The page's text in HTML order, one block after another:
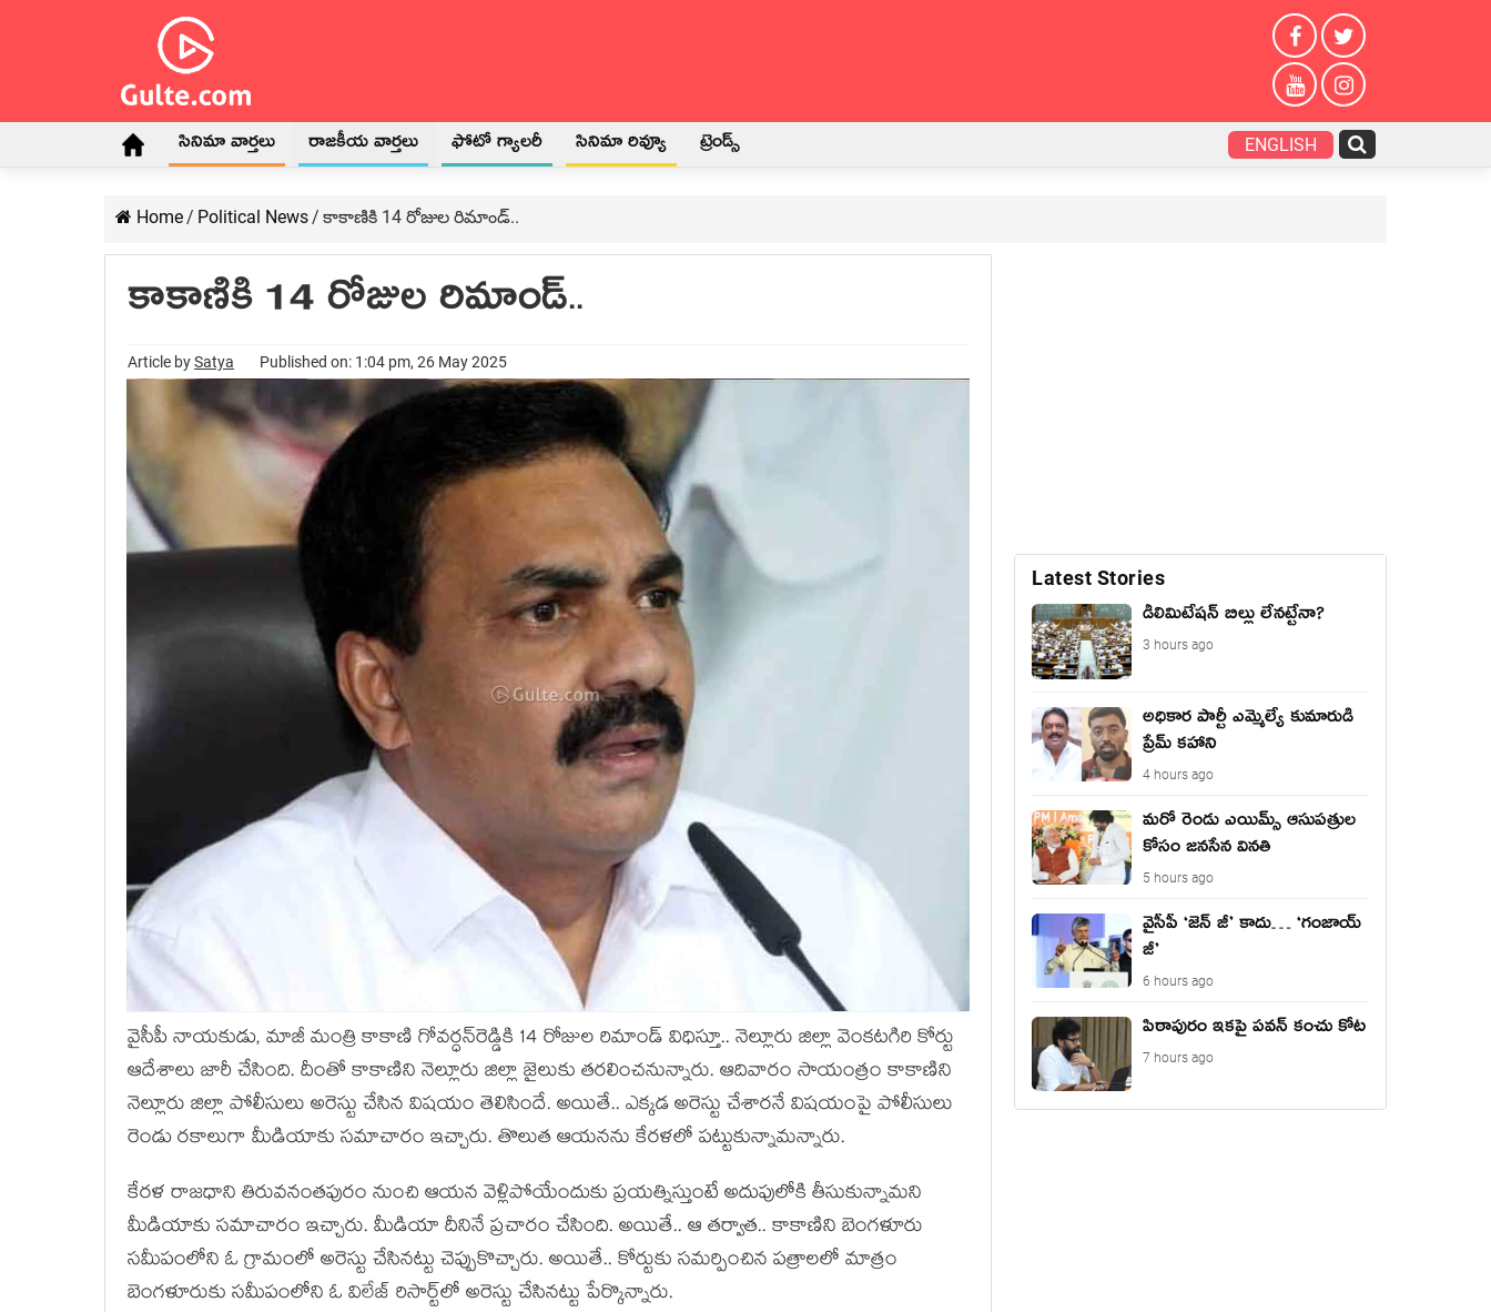
సినిమా వార్తలు రాజకీయ వార్తలు ఫోటో గ్యాలరీ సినిమా రివ్యూ ట్రెండ్స్ ENGLISH
Home/ Political News/ కాకాణికి 14 రోజుల రిమాండ్‌..
కాకాణికి 14 రోజుల రిమాండ్‌..
Article bySatya Published on: 1:04 pm, 26 May 2025
వైసీపీ నాయ‌కుడు, మాజీ మంత్రి కాకాణి గోవ‌ర్ధ‌న్‌రెడ్డికి 14 రోజుల రిమాండ్ విధిస్తూ.. నెల్లూరు జిల్లా వెంక‌టగిరి కోర్టు
ఆదేశాలు జారీ చేసింది. దీంతో కాకాణిని నెల్లూరు జిల్లా జైలుకు త‌ర‌లించ‌నున్నారు. ఆదివారం సాయంత్రం కాకాణిని
నెల్లూరు జిల్లా పోలీసులు అరెస్టు చేసిన విష‌యం తెలిసిందే. అయితే.. ఎక్క‌డ అరెస్టు చేశార‌నే విష‌యంపై పోలీసులు
రెండు ర‌కాలుగా మీడియాకు స‌మాచారం ఇచ్చారు. తొలుత ఆయ‌నను కేర‌ళ‌లో ప‌ట్టుకున్నామ‌న్నారు.
కేర‌ళ‌ రాజ‌ధాని తిరువ‌నంత‌పురం నుంచి ఆయ‌న వెళ్లిపోయేందుకు ప్ర‌య‌త్నిస్తుంటే అదుపులోకి తీసుకున్నామ‌ని
మీడియాకు స‌మాచారం ఇచ్చారు. మీడియా దీనినే ప్ర‌చారం చేసింది. అయితే.. ఆ త‌ర్వాత‌.. కాకాణిని బెంగ‌ళూరు
స‌మీపంలోని ఓ గ్రామంలో అరెస్టు చేసిన‌ట్టు చెప్పుకొచ్చారు. అయితే.. కోర్టుకు స‌మ‌ర్పించిన ప‌త్రాల‌లో మాత్రం
బెంగ‌ళూరుకు స‌మీపంలోని ఓ విలేజ్ రిసార్ట్‌లో అరెస్టు చేసినట్టు పేర్కొన్నారు.
Latest Stories
డీలిమిటేషన్ బిల్లు లేన‌ట్టేనా?
3 hours ago
అధికార పార్టీ ఎమ్మెల్యే కుమారుడి
ప్రేమ్ కహాని
4 hours ago
మరో రెండు ఎయిమ్స్ ఆసుపత్రుల
కోసం జనసేన వినతి
5 hours ago
వైసీపీ ‘జెన్ జీ’ కాదు… ‘గంజాయ్
జీ’
6 hours ago
పిఠాపురం ఇకపై పవన్ కంచు కోట
7 hours ago